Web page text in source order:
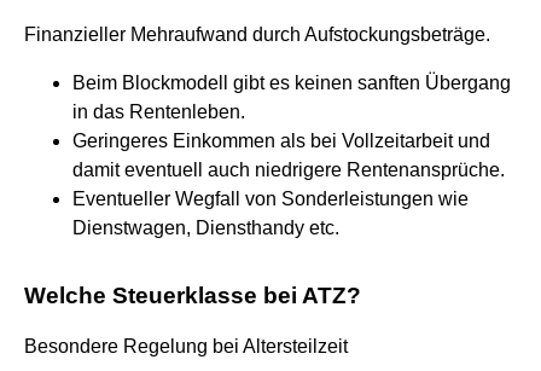
Finanzieller Mehraufwand durch Aufstockungsbeträge.
Beim Blockmodell gibt es keinen sanften Übergang
in das Rentenleben.
Geringeres Einkommen als bei Vollzeitarbeit und
damit eventuell auch niedrigere Rentenansprüche.
Eventueller Wegfall von Sonderleistungen wie
Dienstwagen, Diensthandy etc.
Welche Steuerklasse bei ATZ?
Besondere Regelung bei Altersteilzeit